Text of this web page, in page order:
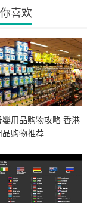
喜欢
婴用品购物攻略 香港
品购物推荐